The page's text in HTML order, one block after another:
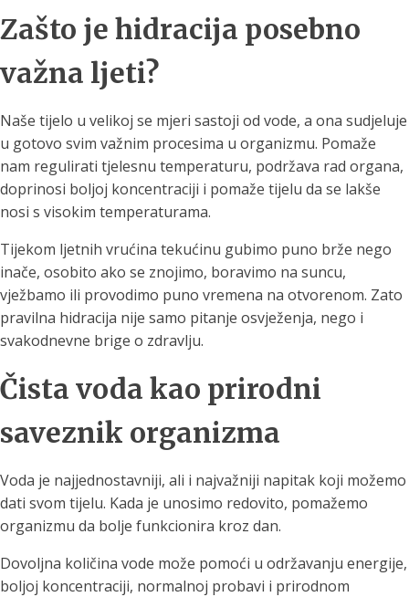
Zašto je hidracija posebno
važna ljeti?
Naše tijelo u velikoj se mjeri sastoji od vode, a ona sudjeluje
u gotovo svim važnim procesima u organizmu. Pomaže
nam regulirati tjelesnu temperaturu, podržava rad organa,
doprinosi boljoj koncentraciji i pomaže tijelu da se lakše
nosi s visokim temperaturama.
Tijekom ljetnih vrućina tekućinu gubimo puno brže nego
inače, osobito ako se znojimo, boravimo na suncu,
vježbamo ili provodimo puno vremena na otvorenom. Zato
pravilna hidracija nije samo pitanje osvježenja, nego i
svakodnevne brige o zdravlju.
Čista voda kao prirodni
saveznik organizma
Voda je najjednostavniji, ali i najvažniji napitak koji možemo
dati svom tijelu. Kada je unosimo redovito, pomažemo
organizmu da bolje funkcionira kroz dan.
Dovoljna količina vode može pomoći u održavanju energije,
boljoj koncentraciji, normalnoj probavi i prirodnom